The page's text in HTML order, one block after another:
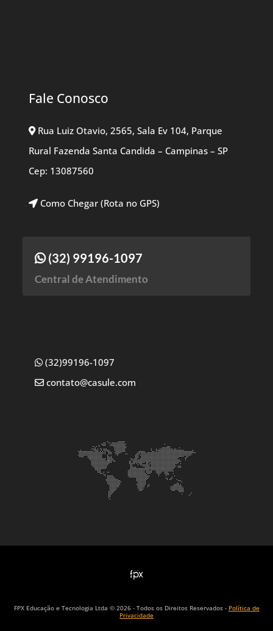
Fale Conosco
Rua Luiz Otavio, 2565, Sala Ev 104, Parque
Rural Fazenda Santa Candida – Campinas – SP
Cep: 13087560
Como Chegar (Rota no GPS)
(32) 99196-1097
Central de Atendimento
(32)99196-1097
contato@casule.com
FPX Educação e Tecnologia Ltda © 2026 - Todos os Direitos Reservados - Política de
Privacidade